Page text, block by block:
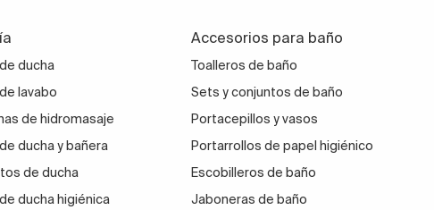
ducha
lavabo
de hidromasaje
ducha y bañera
de ducha
ducha higiénica
Accesorios para baño
Toalleros de baño
Sets y conjuntos de baño
Portacepillos y vasos
Portarrollos de papel higiénico
Escobilleros de baño
Jaboneras de baño